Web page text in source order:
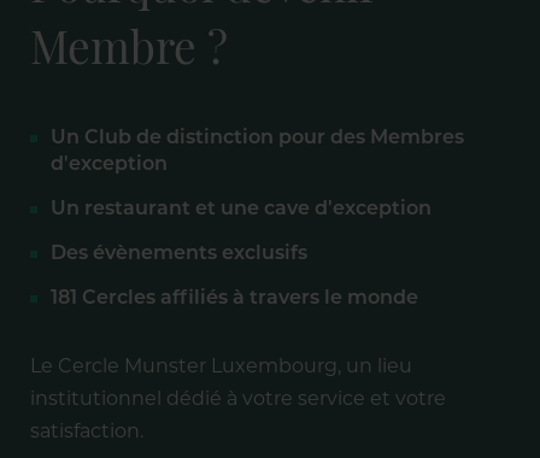
Membre ?
Un Club de distinction pour des Membres
d'exception
Un restaurant et une cave d'exception
Des évènements exclusifs
181 Cercles affiliés à travers le monde
Le Cercle Munster Luxembourg, un lieu
institutionnel dédié à votre service et votre
satisfaction.